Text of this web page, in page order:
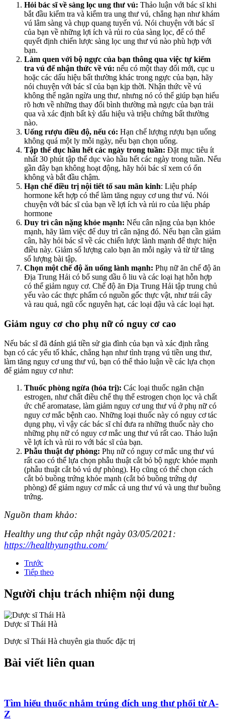
Hỏi bác sĩ về sàng lọc ung thư vú: Thảo luận với bác sĩ khi
bắt đầu kiểm tra và kiểm tra ung thư vú, chẳng hạn như khám
vú lâm sàng và chụp quang tuyến vú. Nói chuyện với bác sĩ
của bạn về những lợi ích và rủi ro của sàng lọc, để có thể
quyết định chiến lược sàng lọc ung thư vú nào phù hợp với
bạn.
Làm quen với bộ ngực của bạn thông qua việc tự kiểm
tra vú để nhận thức về vú: nếu có một thay đổi mới, cục u
hoặc các dấu hiệu bất thường khác trong ngực của bạn, hãy
nói chuyện với bác sĩ của bạn kịp thời. Nhận thức về vú
không thể ngăn ngừa ung thư, nhưng nó có thể giúp bạn hiểu
rõ hơn về những thay đổi bình thường mà ngực của bạn trải
qua và xác định bất kỳ dấu hiệu và triệu chứng bất thường
nào.
Uống rượu điều độ, nếu có: Hạn chế lượng rượu bạn uống
không quá một ly mỗi ngày, nếu bạn chọn uống.
Tập thể dục hầu hết các ngày trong tuần: Đặt mục tiêu ít
nhất 30 phút tập thể dục vào hầu hết các ngày trong tuần. Nếu
gần đây bạn không hoạt động, hãy hỏi bác sĩ xem có ổn
không và bắt đầu chậm.
Hạn chế điều trị nội tiết tố sau mãn kinh: Liệu pháp
hormone kết hợp có thể làm tăng nguy cơ ung thư vú. Nói
chuyện với bác sĩ của bạn về lợi ích và rủi ro của liệu pháp
hormone
Duy trì cân nặng khỏe mạnh: Nếu cân nặng của bạn khỏe
mạnh, hãy làm việc để duy trì cân nặng đó. Nếu bạn cần giảm
cân, hãy hỏi bác sĩ về các chiến lược lành mạnh để thực hiện
điều này. Giảm số lượng calo bạn ăn mỗi ngày và từ từ tăng
số lượng bài tập.
Chọn một chế độ ăn uống lành mạnh: Phụ nữ ăn chế độ ăn
Địa Trung Hải có bổ sung dầu ô liu và các loại hạt hỗn hợp
có thể giảm nguy cơ. Chế độ ăn Địa Trung Hải tập trung chủ
yếu vào các thực phẩm có nguồn gốc thực vật, như trái cây
và rau quả, ngũ cốc nguyên hạt, các loại đậu và các loại hạt.
Giảm nguy cơ cho phụ nữ có nguy cơ cao
Nếu bác sĩ đã đánh giá tiền sử gia đình của bạn và xác định rằng
bạn có các yếu tố khác, chẳng hạn như tình trạng vú tiền ung thư,
làm tăng nguy cơ ung thư vú, bạn có thể thảo luận về các lựa chọn
để giảm nguy cơ như:
Thuốc phòng ngừa (hóa trị): Các loại thuốc ngăn chặn
estrogen, như chất điều chế thụ thể estrogen chọn lọc và chất
ức chế aromatase, làm giảm nguy cơ ung thư vú ở phụ nữ có
nguy cơ mắc bệnh cao. Những loại thuốc này có nguy cơ tác
dụng phụ, vì vậy các bác sĩ chỉ đưa ra những thuốc này cho
những phụ nữ có nguy cơ mắc ung thư vú rất cao. Thảo luận
về lợi ích và rủi ro với bác sĩ của bạn.
Phẫu thuật dự phòng: Phụ nữ có nguy cơ mắc ung thư vú
rất cao có thể lựa chọn phẫu thuật cắt bỏ bộ ngực khỏe mạnh
(phẫu thuật cắt bỏ vú dự phòng). Họ cũng có thể chọn cách
cắt bỏ buồng trứng khỏe mạnh (cắt bỏ buồng trứng dự
phòng) để giảm nguy cơ mắc cả ung thư vú và ung thư buồng
trứng.
Nguồn tham khảo:
Healthy ung thư cập nhật ngày 03/05/2021:
https://healthyungthu.com/
Trước
Tiếp theo
Người chịu trách nhiệm nội dung
Dược sĩ Thái Hà
Dược sĩ Thái Hà chuyên gia thuốc đặc trị
Bài viết liên quan
Tìm hiểu thuốc nhắm trúng đích ung thư phổi từ A-
Z